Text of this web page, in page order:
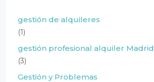
gestión de alquileres
(1)
gestión profesional alquiler Madrid
(3)
Gestión y Problemas